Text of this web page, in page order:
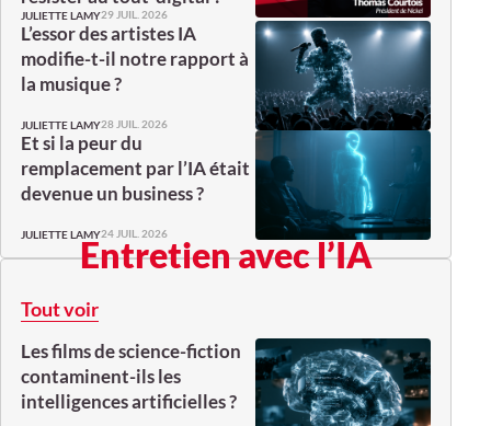
JULIETTE LAMY29 JUIL. 2026
L’essor des artistes IA
modifie-t-il notre rapport à
la musique ?
JULIETTE LAMY28 JUIL. 2026
Et si la peur du
remplacement par l’IA était
devenue un business ?
JULIETTE LAMY24 JUIL. 2026
Entretien avec l’IA
Tout voir
Les films de science-fiction
contaminent-ils les
intelligences artificielles ?